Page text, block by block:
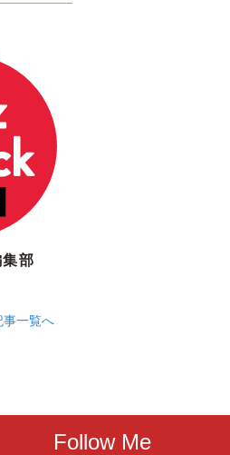
部
事一覧へ
Follow Me